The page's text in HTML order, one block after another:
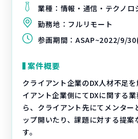
業種： 情報・通信・テクノロ
勤務地： フルリモート
参画期間： ASAP~2022/9/
案件概要
クライアント企業のDX人材不足
イアント企業側にてDXに関する
ら、クライアント先にてメンター
ップ開いたり、課題に対する提案
す。